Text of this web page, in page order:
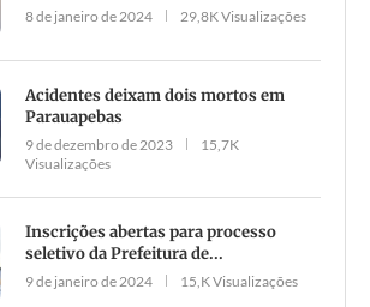
8 de janeiro de 2024 29,8K Visualizações
Acidentes deixam dois mortos em
Parauapebas
9 de dezembro de 2023
15,7K
Visualizações
Inscrições abertas para processo
seletivo da Prefeitura de...
9 de janeiro de 2024 15,K Visualizações